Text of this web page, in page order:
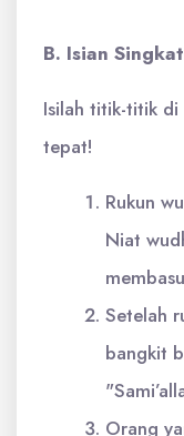
B. Isian Singkat
Isilah titik-titik di
tepat!
Rukun
Niat
Setelah
bangkit
Orang